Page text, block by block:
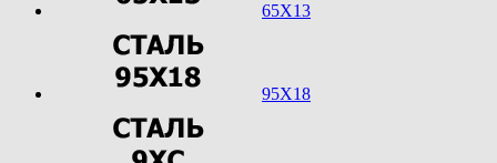
65Х13
95Х18